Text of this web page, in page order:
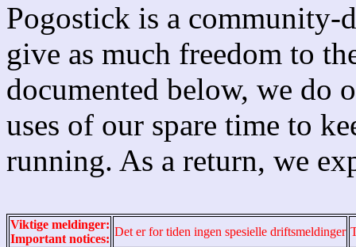
Pogostick is a community-
give as much freedom to
documented below, we do
uses of our spare time to
running. As a return, we
Viktige meldinger:
Important notices:
Det er for tiden ingen spesielle driftsmeldinger